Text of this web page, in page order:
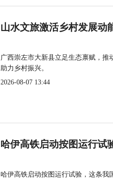
山水文旅激活乡村发展动
广西崇左市大新县立足生态禀赋，
助力乡村振兴。
2026-08-07 13:44
哈伊高铁启动按图运行试
哈伊高铁启动按图运行试验，这条我